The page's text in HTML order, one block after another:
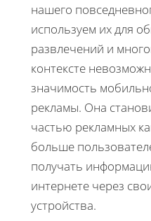
нашего
используем их для
развлечений и
контексте
значимость
рекламы. Она
частью рекламных
больше
получать
интернете через
устройства.